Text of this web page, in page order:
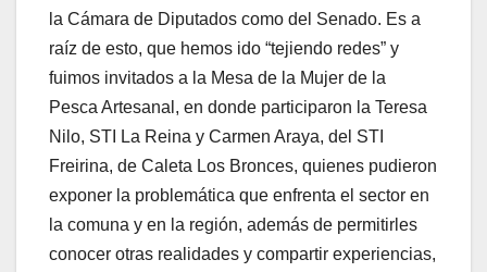
la Cámara de Diputados como del Senado. Es a
raíz de esto, que hemos ido “tejiendo redes” y
fuimos invitados a la Mesa de la Mujer de la
Pesca Artesanal, en donde participaron la Teresa
Nilo, STI La Reina y Carmen Araya, del STI
Freirina, de Caleta Los Bronces, quienes pudieron
exponer la problemática que enfrenta el sector en
la comuna y en la región, además de permitirles
conocer otras realidades y compartir experiencias,